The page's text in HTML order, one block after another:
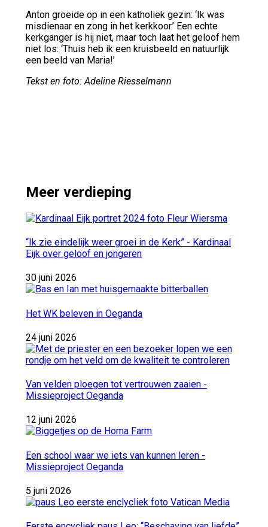
Anton groeide op in een katholiek gezin: ‘Ik was
misdienaar en zong in het kerkkoor.’ Een echte
kerkganger is hij niet, maar toch laat het geloof hem
niet los: ‘Thuis heb ik een kruisbeeld en natuurlijk
een beeld van Maria!’
Tekst en foto: Adeline Riesselmann
Meer verdieping
“Ik zie eindelijk weer groei in de Kerk” - Kardinaal
Eijk over geloof en jongeren
30 juni 2026
Het WK beleven in Oeganda
24 juni 2026
Van velden ploegen tot vertrouwen zaaien -
Missieproject Oeganda
12 juni 2026
Een school waar we iets van kunnen leren -
Missieproject Oeganda
5 juni 2026